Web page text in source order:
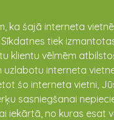
ka šajā interneta
tiek
klientu vēlmēm
uzlabotu interneta
šo interneta vietni,
sasniegšanai
iekārtā, no kuras esat